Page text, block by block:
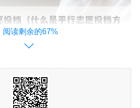
阅读剩余的67%